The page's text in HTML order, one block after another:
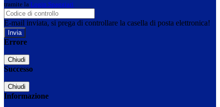
tramite la Login Spaggiari
E-mail inviata, si prega di controllare la casella di posta elettronica!
Errore
Chiudi
Successo
Chiudi
Informazione